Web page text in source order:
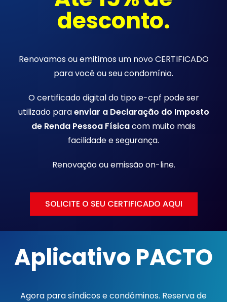
desconto.
Renovamos ou emitimos um novo CERTIFICADO
para você ou seu condomínio.
O certificado digital do tipo e-cpf pode ser
utilizado paraenviar a Declaração do Imposto
de Renda Pessoa Físicacom muito mais
facilidade e segurança.
Renovação ou emissãoon-line.
SOLICITE O SEU CERTIFICADO AQUI
Aplicativo PACTO
Agora para síndicos e condôminos. Reserva de